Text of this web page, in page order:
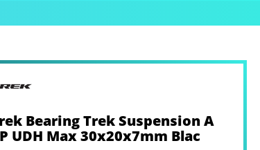
Bearing Trek Suspension A
UDH Max 30x20x7mm Blac